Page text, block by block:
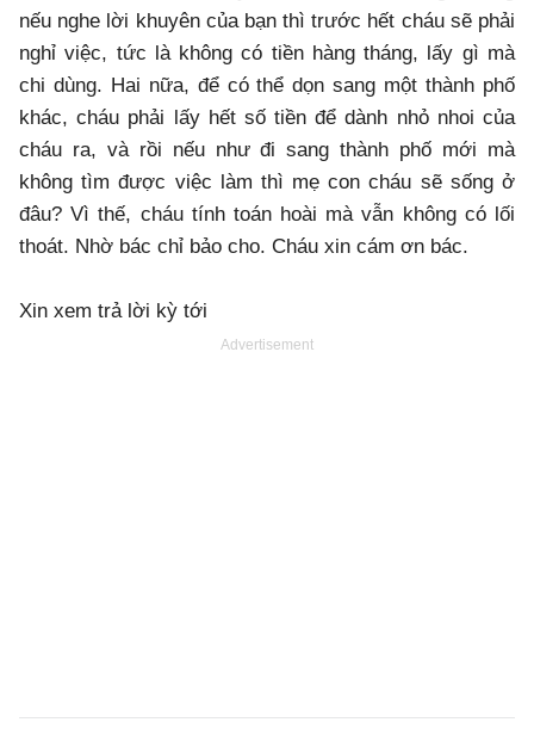
nếu nghe lời khuyên của bạn thì trước hết cháu sẽ phải
nghỉ việc, tức là không có tiền hàng tháng, lấy gì mà
chi dùng. Hai nữa, để có thể dọn sang một thành phố
khác, cháu phải lấy hết số tiền để dành nhỏ nhoi của
cháu ra, và rồi nếu như đi sang thành phố mới mà
không tìm được việc làm thì mẹ con cháu sẽ sống ở
đâu? Vì thế, cháu tính toán hoài mà vẫn không có lối
thoát. Nhờ bác chỉ bảo cho. Cháu xin cám ơn bác.
Xin xem trả lời kỳ tới
Advertisement